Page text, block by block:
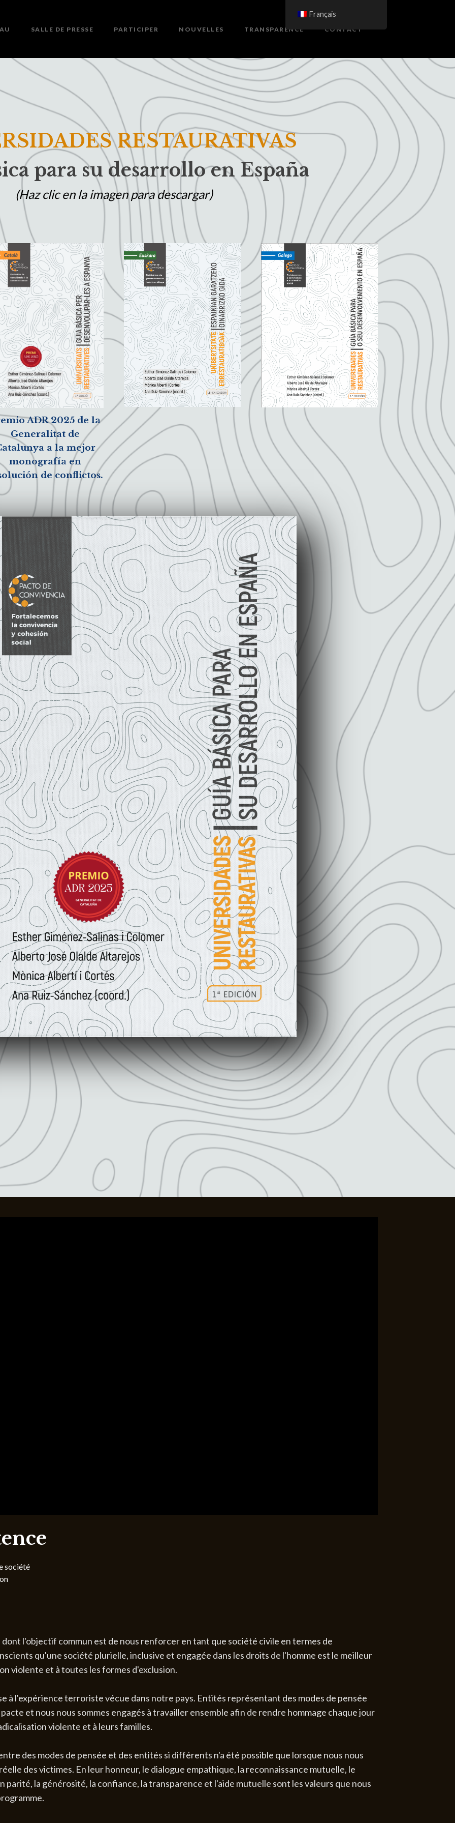
SALLE DE PRESSE PARTICIPER NOUVELLES TRANSPARENCE CONTACT
RESTAURATIVAS
para su desarrollo en España
(Haz clic en la imagen para descargar)
ADR 2025 de la
Generalitat de
a la mejor
monografía en
de conflictos.
société
l'objectif commun est de nous renforcer en tant que société civile en termes de
qu'une société plurielle, inclusive et engagée dans les droits de l'homme est le meilleur
violente et à toutes les formes d'exclusion.
à l'expérience terroriste vécue dans notre pays. Entités représentant des modes de pensée
et nous nous sommes engagés à travailler ensemble afin de rendre hommage chaque jour
violente et à leurs familles.
des modes de pensée et des entités si différents n'a été possible que lorsque nous nous
des victimes. En leur honneur, le dialogue empathique, la reconnaissance mutuelle, le
parité, la générosité, la confiance, la transparence et l'aide mutuelle sont les valeurs que nous
Français